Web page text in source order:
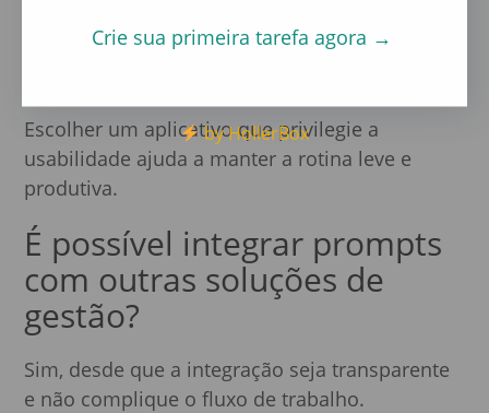
mas sim um facilitador da comunicação e do
Escolher um aplicativo que privilegie a
usabilidade ajuda a manter a rotina leve e
produtiva.
É possível integrar prompts
com outras soluções de
gestão?
Sim, desde que a integração seja transparente
e não complique o fluxo de trabalho.
Crie sua primeira tarefa agora →
by HollerBox